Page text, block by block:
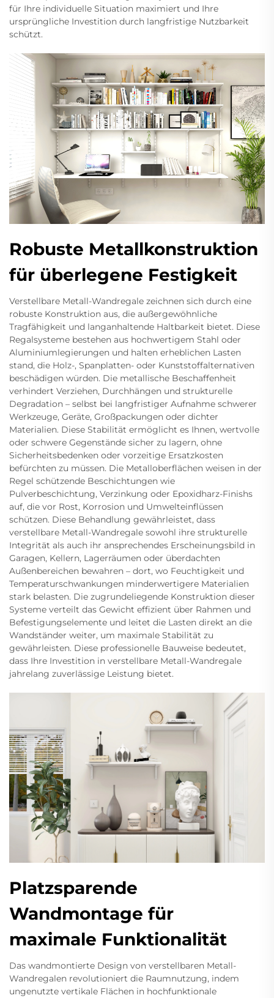
für Ihre individuelle Situation maximiert und Ihre
ursprüngliche Investition durch langfristige Nutzbarkeit
schützt.
Robuste Metallkonstruktion
für überlegene Festigkeit
Verstellbare Metall-Wandregale zeichnen sich durch eine
robuste Konstruktion aus, die außergewöhnliche
Tragfähigkeit und langanhaltende Haltbarkeit bietet. Diese
Regalsysteme bestehen aus hochwertigem Stahl oder
Aluminiumlegierungen und halten erheblichen Lasten
stand, die Holz-, Spanplatten- oder Kunststoffalternativen
beschädigen würden. Die metallische Beschaffenheit
verhindert Verziehen, Durchhängen und strukturelle
Degradation – selbst bei langfristiger Aufnahme schwerer
Werkzeuge, Geräte, Großpackungen oder dichter
Materialien. Diese Stabilität ermöglicht es Ihnen, wertvolle
oder schwere Gegenstände sicher zu lagern, ohne
Sicherheitsbedenken oder vorzeitige Ersatzkosten
befürchten zu müssen. Die Metalloberflächen weisen in der
Regel schützende Beschichtungen wie
Pulverbeschichtung, Verzinkung oder Epoxidharz-Finishs
auf, die vor Rost, Korrosion und Umwelteinflüssen
schützen. Diese Behandlung gewährleistet, dass
verstellbare Metall-Wandregale sowohl ihre strukturelle
Integrität als auch ihr ansprechendes Erscheinungsbild in
Garagen, Kellern, Lagerräumen oder überdachten
Außenbereichen bewahren – dort, wo Feuchtigkeit und
Temperaturschwankungen minderwertigere Materialien
stark belasten. Die zugrundeliegende Konstruktion dieser
Systeme verteilt das Gewicht effizient über Rahmen und
Befestigungselemente und leitet die Lasten direkt an die
Wandständer weiter, um maximale Stabilität zu
gewährleisten. Diese professionelle Bauweise bedeutet,
dass Ihre Investition in verstellbare Metall-Wandregale
jahrelang zuverlässige Leistung bietet.
Platzsparende
Wandmontage für
maximale Funktionalität
Das wandmontierte Design von verstellbaren Metall-
Wandregalen revolutioniert die Raumnutzung, indem
ungenutzte vertikale Flächen in hochfunktionale